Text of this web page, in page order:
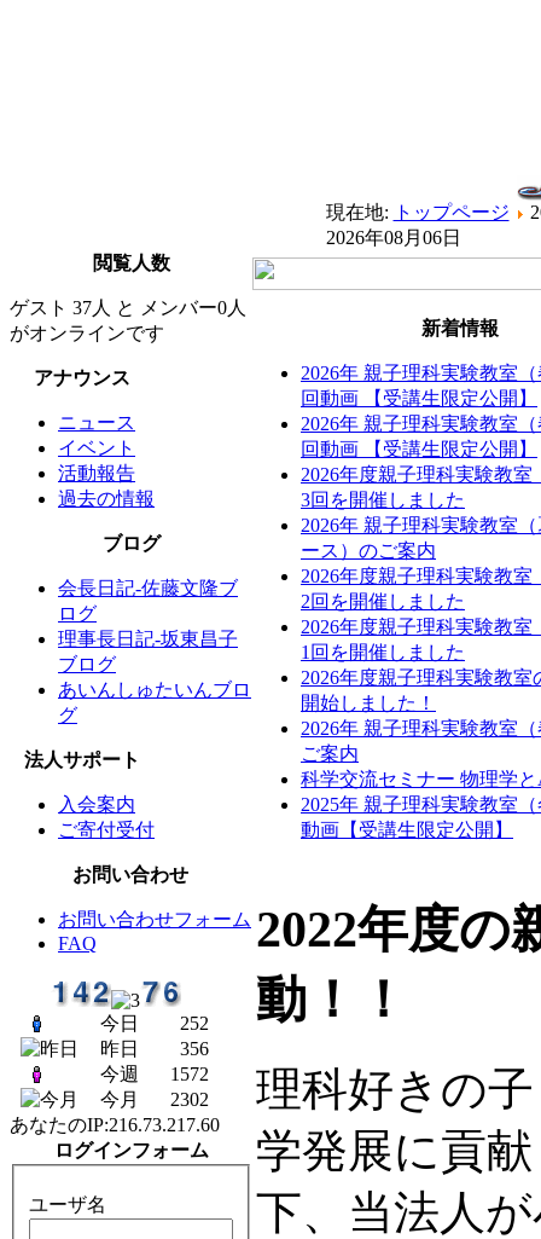
現在地: トップページ
2026年08月06日
閲覧人数
ゲスト 37人 と メンバー0人
がオンラインです
アナウンス
ニュース
イベント
活動報告
過去の情報
ブログ
会長日記-佐藤文隆ブ
ログ
理事長日記-坂東昌子
ブログ
あいんしゅたいんブロ
グ
法人サポート
入会案内
ご寄付受付
お問い合わせ
お問い合わせフォーム
FAQ
今日
252
昨日
356
今週
1572
今月
2302
あなたのIP:216.73.217.60
ログインフォーム
ユーザ名
新着情報
2026年 親子理科実験教室
回動画 【受講生限定公開】
2026年 親子理科実験教室
回動画 【受講生限定公開】
2026年度親子理科実験教室
3回を開催しました
2026年 親子理科実験教室
ース）のご案内
2026年度親子理科実験教室
2回を開催しました
2026年度親子理科実験教室
1回を開催しました
2026年度親子理科実験教室
開始しました！
2026年 親子理科実験教室
ご案内
科学交流セミナー 物理学
2025年 親子理科実験教室
動画【受講生限定公開】
2022年度の
動！！
理科好きの
学発展に貢
下、当法人